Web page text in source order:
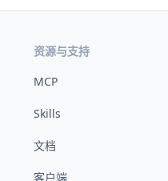
资源与支持
MCP
Skills
文档
客户端